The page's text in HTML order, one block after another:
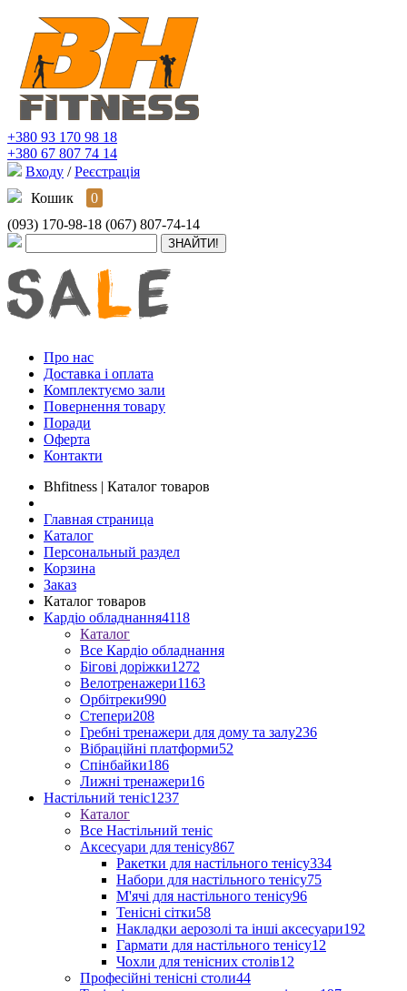
+380 93 170 98 18
+380 67 807 74 14
Входу / Реєстрація
Кошик
0
(093) 170-98-18 (067) 807-74-14
Про нас
Доставка і оплата
Комплектуємо зали
Повернення товару
Поради
Оферта
Контакти
Bhfitness | Каталог товаров
Главная страница
Каталог
Персональный раздел
Корзина
Заказ
Каталог товаров
Кардіо обладнання4118
Каталог
Все Кардіо обладнання
Бігові доріжки1272
Велотренажери1163
Орбітреки990
Степери208
Гребні тренажери для дому та залу236
Вібраційні платформи52
Спінбайки186
Лижні тренажери16
Настільний теніс1237
Каталог
Все Настільний теніс
Аксесуари для тенісу867
Ракетки для настільного тенісу334
Набори для настільного тенісу75
М'ячі для настільного тенісу96
Тенісні сітки58
Накладки аерозолі та інші аксесуари192
Гармати для настільного тенісу12
Чохли для тенісних столів12
Професійні тенісні столи44